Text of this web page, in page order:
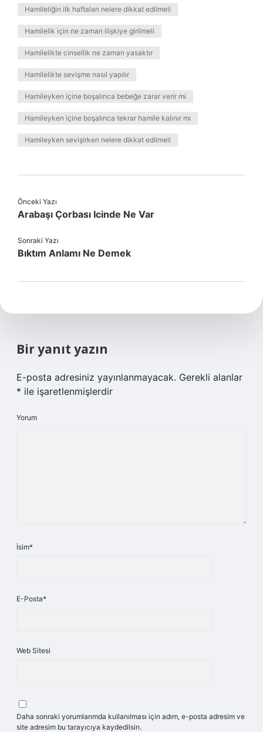
Hamileliğin ilk haftaları nelere dikkat edilmeli
Hamilelik için ne zaman ilişkiye girilmeli
Hamilelikte cinsellik ne zaman yasaktır
Hamilelikte sevişme nasıl yapılır
Hamileyken içine boşalınca bebeğe zarar verir mi
Hamileyken içine boşalınca tekrar hamile kalınır mı
Hamileyken sevişirken nelere dikkat edilmeli
Önceki Yazı
Arabaşı Çorbası Icinde Ne Var
Sonraki Yazı
Bıktım Anlamı Ne Demek
Bir yanıt yazın
E-posta adresiniz yayınlanmayacak. Gerekli alanlar
* ile işaretlenmişlerdir
Yorum
İsim*
E-Posta*
Web Sitesi
Daha sonraki yorumlarımda kullanılması için adım, e-posta adresim ve
site adresim bu tarayıcıya kaydedilsin.